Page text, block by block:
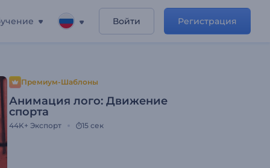
Войти Регистрация
Премиум-Шаблоны
Анимация лого: Движение
спорта
44K+ Экспорт 15 сек